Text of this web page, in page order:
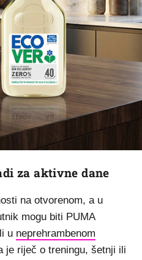
za aktivne dane
na otvorenom, a u
mogu biti PUMA
u neprehrambenom
je riječ o treningu, šetnji ili